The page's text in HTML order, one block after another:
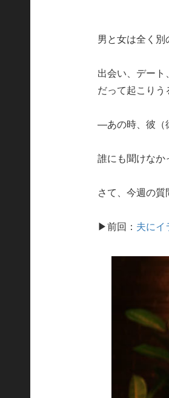
男と女は全く別
出会い、デー
だって起こりう
—あの時、彼（
誰にも聞けなか
さて、今週の質
▶前回： 夫にイ